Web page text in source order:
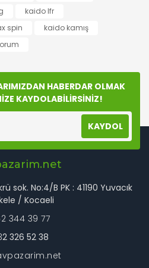
veya görüntülenemiyor.
eksik bilgiler bulunuyor.
bulunuyor.
Gönder
kaido lfr
spin
kaido kamış
HABERDAR OLMAK
KAYDOLABİLİRSİNİZ!
KAYDOL
sok. No:4/B PK : 41190 Yuvacık
/ Kocaeli
344 39 77
2 326 52 38